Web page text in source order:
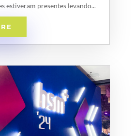
estiveram presentes levando...